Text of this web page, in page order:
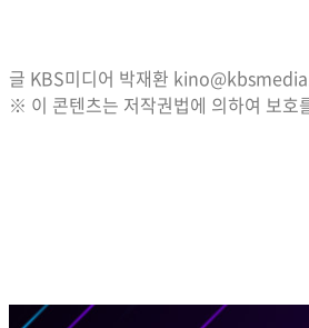
글 KBS미디어 박재환
※ 이 콘텐츠는 저작권법에 의하여 보호